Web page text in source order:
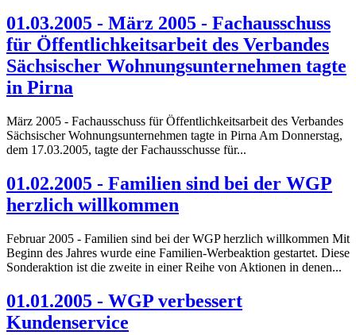
01.03.2005 - März 2005 - Fachausschuss
für Öffentlichkeitsarbeit des Verbandes
Sächsischer Wohnungsunternehmen tagte
in Pirna
März 2005 - Fachausschuss für Öffentlichkeitsarbeit des Verbandes
Sächsischer Wohnungsunternehmen tagte in Pirna Am Donnerstag,
dem 17.03.2005, tagte der Fachausschusse für...
01.02.2005 - Familien sind bei der WGP
herzlich willkommen
Februar 2005 - Familien sind bei der WGP herzlich willkommen Mit
Beginn des Jahres wurde eine Familien-Werbeaktion gestartet. Diese
Sonderaktion ist die zweite in einer Reihe von Aktionen in denen...
01.01.2005 - WGP verbessert
Kundenservice